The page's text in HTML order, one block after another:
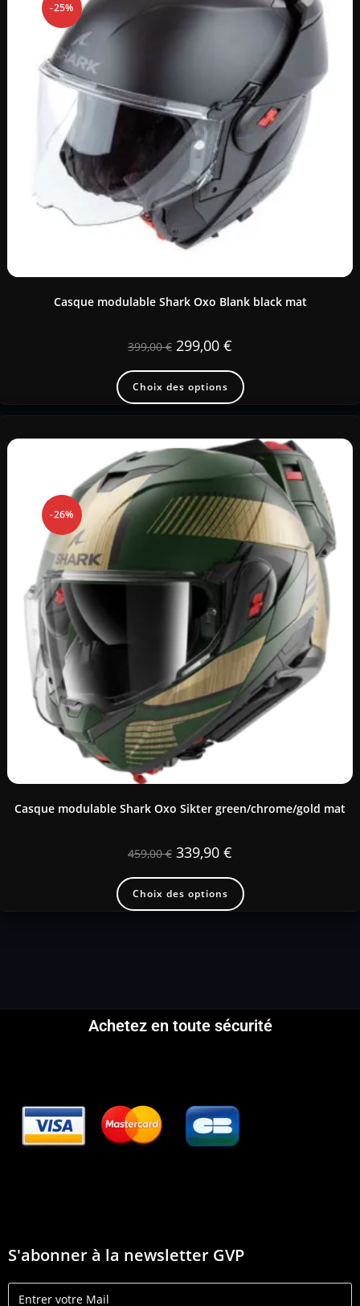
-25%
Casque modulable Shark Oxo Blank black mat
399,00€ 299,00 €
Choix des options
-26%
Casque modulable Shark Oxo Sikter green/chrome/gold mat
459,00€ 339,90 €
Choix des options
Achetez en toute sécurité
S'abonner à la newsletter GVP